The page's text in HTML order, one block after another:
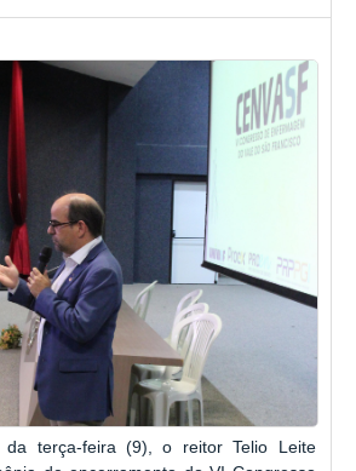
terça-feira (9), o reitor Telio Leite